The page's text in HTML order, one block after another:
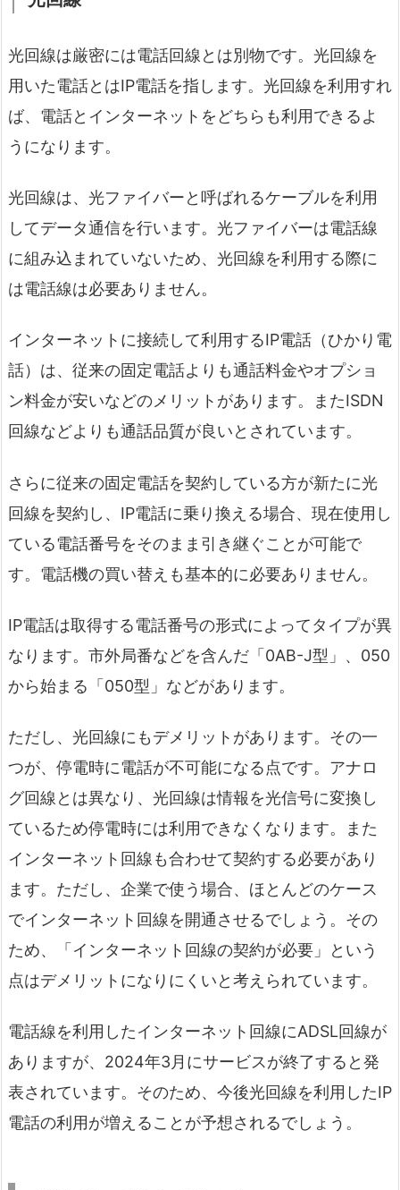
光回線は厳密には電話回線とは別物です。光回線を
用いた電話とはIP電話を指します。光回線を利用すれ
ば、電話とインターネットをどちらも利用できるよ
うになります。
光回線は、光ファイバーと呼ばれるケーブルを利用
してデータ通信を行います。光ファイバーは電話線
に組み込まれていないため、光回線を利用する際に
は電話線は必要ありません。
インターネットに接続して利用するIP電話（ひかり電
話）は、従来の固定電話よりも通話料金やオプショ
ン料金が安いなどのメリットがあります。またISDN
回線などよりも通話品質が良いとされています。
さらに従来の固定電話を契約している方が新たに光
回線を契約し、IP電話に乗り換える場合、現在使用し
ている電話番号をそのまま引き継ぐことが可能で
す。電話機の買い替えも基本的に必要ありません。
IP電話は取得する電話番号の形式によってタイプが異
なります。市外局番などを含んだ「0AB-J型」、050
から始まる「050型」などがあります。
ただし、光回線にもデメリットがあります。その一
つが、停電時に電話が不可能になる点です。アナロ
グ回線とは異なり、光回線は情報を光信号に変換し
ているため停電時には利用できなくなります。また
インターネット回線も合わせて契約する必要があり
ます。ただし、企業で使う場合、ほとんどのケース
でインターネット回線を開通させるでしょう。その
ため、「インターネット回線の契約が必要」という
点はデメリットになりにくいと考えられています。
電話線を利用したインターネット回線にADSL回線が
ありますが、2024年3月にサービスが終了すると発
表されています。そのため、今後光回線を利用したIP
電話の利用が増えることが予想されるでしょう。